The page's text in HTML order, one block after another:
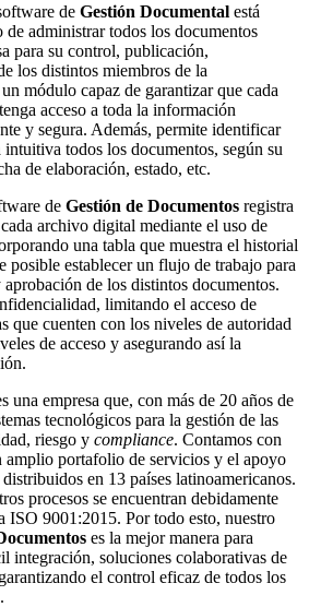
de Gestión Documental está
administrar todos los documentos
para su control, publicación,
los distintos miembros de la
módulo capaz de garantizar que cada
acceso a toda la información
y segura. Además, permite identificar
todos los documentos, según su
de elaboración, estado, etc.
de Gestión de Documentos registra
archivo digital mediante el uso de
una tabla que muestra el historial
posible establecer un flujo de trabajo para
de los distintos documentos.
limitando el acceso de
que cuenten con los niveles de autoridad
de acceso y asegurando así la
empresa que, con más de 20 años de
tecnológicos para la gestión de las
riesgo y compliance. Contamos con
amplio portafolio de servicios y el apoyo
en 13 países latinoamericanos.
procesos se encuentran debidamente
ISO 9001:2015. Por todo esto, nuestro
es la mejor manera para
integración, soluciones colaborativas de
el control eficaz de todos los